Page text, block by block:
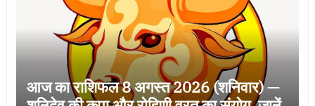
आज का राशिफल 8 अगस्त 2026 (शनिवार) —